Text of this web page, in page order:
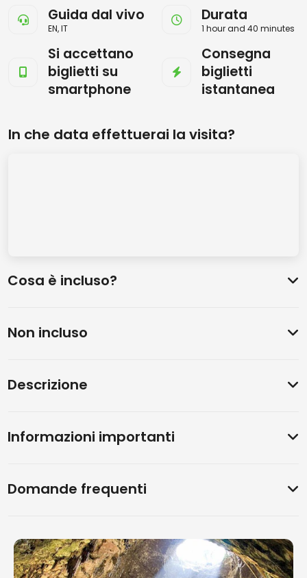
Guida dal vivo
EN, IT
Durata
1 hour and 40 minutes
Si accettano
biglietti su
smartphone
Consegna
biglietti
istantanea
In che data effettuerai la visita?
Cosa è incluso?
Non incluso
Descrizione
Informazioni importanti
Domande frequenti